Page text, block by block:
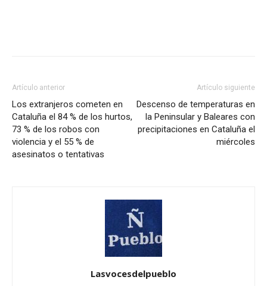
Artículo anterior
Los extranjeros cometen en
Cataluña el 84 % de los hurtos,
73 % de los robos con
violencia y el 55 % de
asesinatos o tentativas
Artículo siguiente
Descenso de temperaturas en
la Peninsular y Baleares con
precipitaciones en Cataluña el
miércoles
Lasvocesdelpueblo